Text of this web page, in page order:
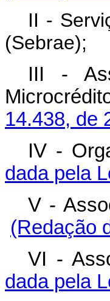
II -
(Sebrae);
III -
14.438, de
IV -
dada pela
V -
(Redação
VI -
dada pela